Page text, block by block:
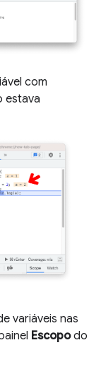
com
estava
variáveis nas
Escopodo